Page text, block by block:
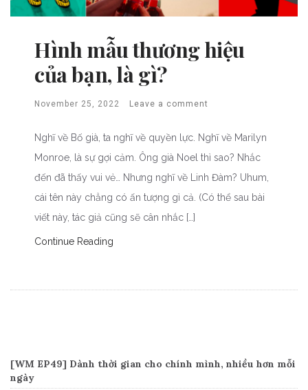
Hình mẫu thương hiệu
của bạn, là gì?
November 25, 2022 Leave a comment
Nghĩ về Bố già, ta nghĩ về quyền lực. Nghĩ về Marilyn
Monroe, là sự gợi cảm. Ông già Noel thì sao? Nhắc
đến đã thấy vui vẻ… Nhưng nghĩ về Linh Đàm? Uhum,
cái tên này chẳng có ấn tượng gì cả. (Có thể sau bài
viết này, tác giả cũng sẽ cân nhắc […]
Continue Reading
[WM EP49] Dành thời gian cho chính mình, nhiều hơn mỗi
ngày